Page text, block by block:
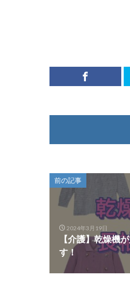
前の記事
2024年3月19日
【介護】乾燥機
す！